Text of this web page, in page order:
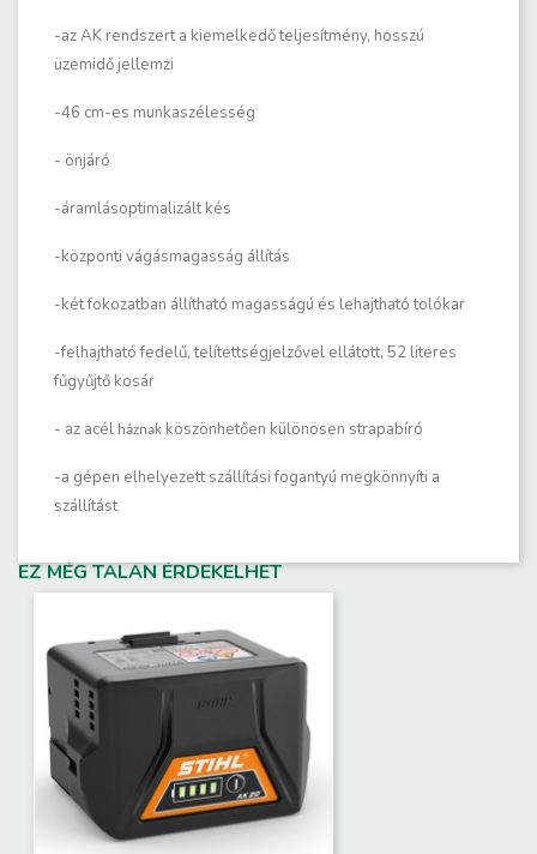
-az AK rendszert a kiemelkedő teljesítmény, hosszú
üzemidő jellemzi
-46 cm-es munkaszélesség
- önjáró
-áramlásoptimalizált kés
-központi vágásmagasság állítás
-két fokozatban állítható magasságú és lehajtható tolókar
-felhajtható fedelű, telítettségjelzővel ellátott, 52 literes
fűgyűjtő kosár
- az acél háznak köszönhetően különösen strapabíró
-a gépen elhelyezett szállítási fogantyú megkönnyíti a
szállítást
EZ MÉG TALÁN ÉRDEKELHET